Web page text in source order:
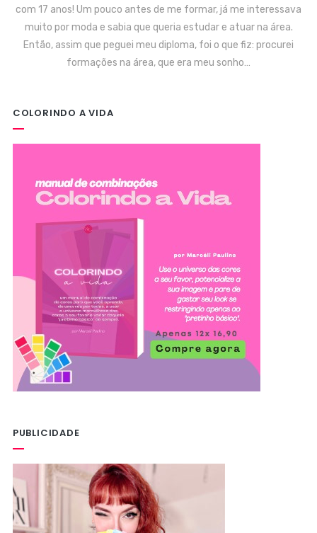
com 17 anos! Um pouco antes de me formar, já me interessava
muito por moda e sabia que queria estudar e atuar na área.
Então, assim que peguei meu diploma, foi o que fiz: procurei
formações na área, que era meu sonho…
COLORINDO A VIDA
PUBLICIDADE